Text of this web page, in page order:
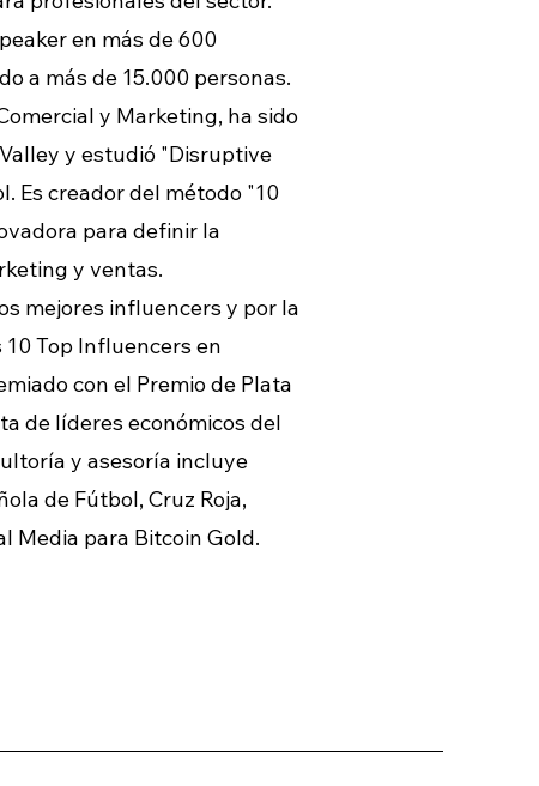
en más de 600
a más de 15.000 personas.
y Marketing, ha sido
y estudió "Disruptive
Es creador del método "10
para definir la
y ventas.
mejores influencers y por la
Top Influencers en
con el Premio de Plata
de líderes económicos del
y asesoría incluye
de Fútbol, Cruz Roja,
Media para Bitcoin Gold.